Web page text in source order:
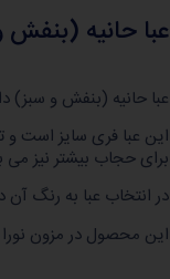
عبا حانیه
عبا حانیه (بنفش و سبز) دارای 4 رنگ سرمه ای ، زیتونی ،
برای حجاب بیشتر نیز می
در انتخاب عبا به رنگ آن
این محصول در مزون نورا